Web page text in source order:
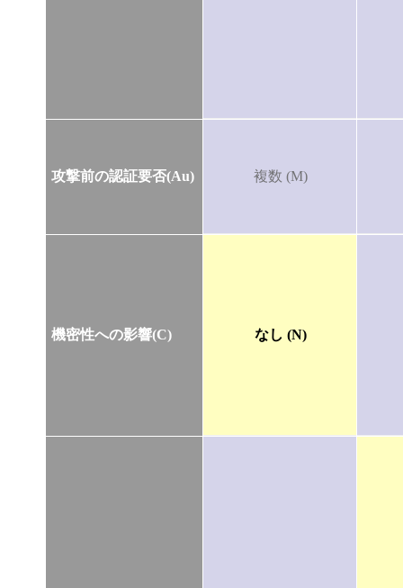
攻撃前の認証要否(Au) 複数 (M)
機密性への影響(C) なし (N)